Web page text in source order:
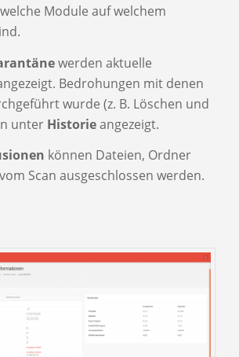
Module auf welchem
werden aktuelle
Bedrohungen mit denen
wurde (z. B. Löschen und
unter Historieangezeigt.
können Dateien, Ordner
Scan ausgeschlossen werden.